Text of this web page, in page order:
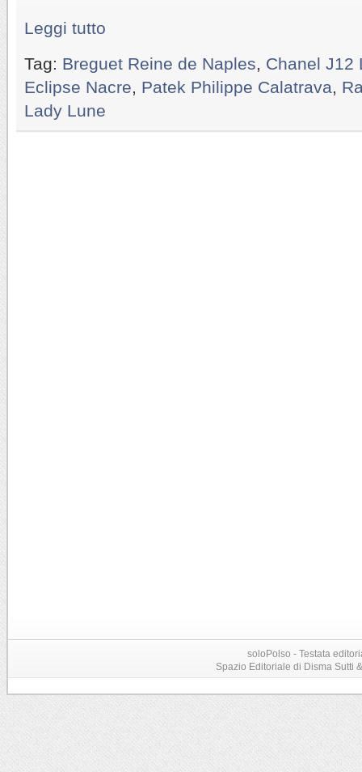
Leggi tutto
Tag: Breguet Reine de Naples
Chanel J12
Eclipse Nacre
Patek Philippe Calatrava
Lady Lune
soloPolso - Testata
Spazio Editoriale di Disma Sutti